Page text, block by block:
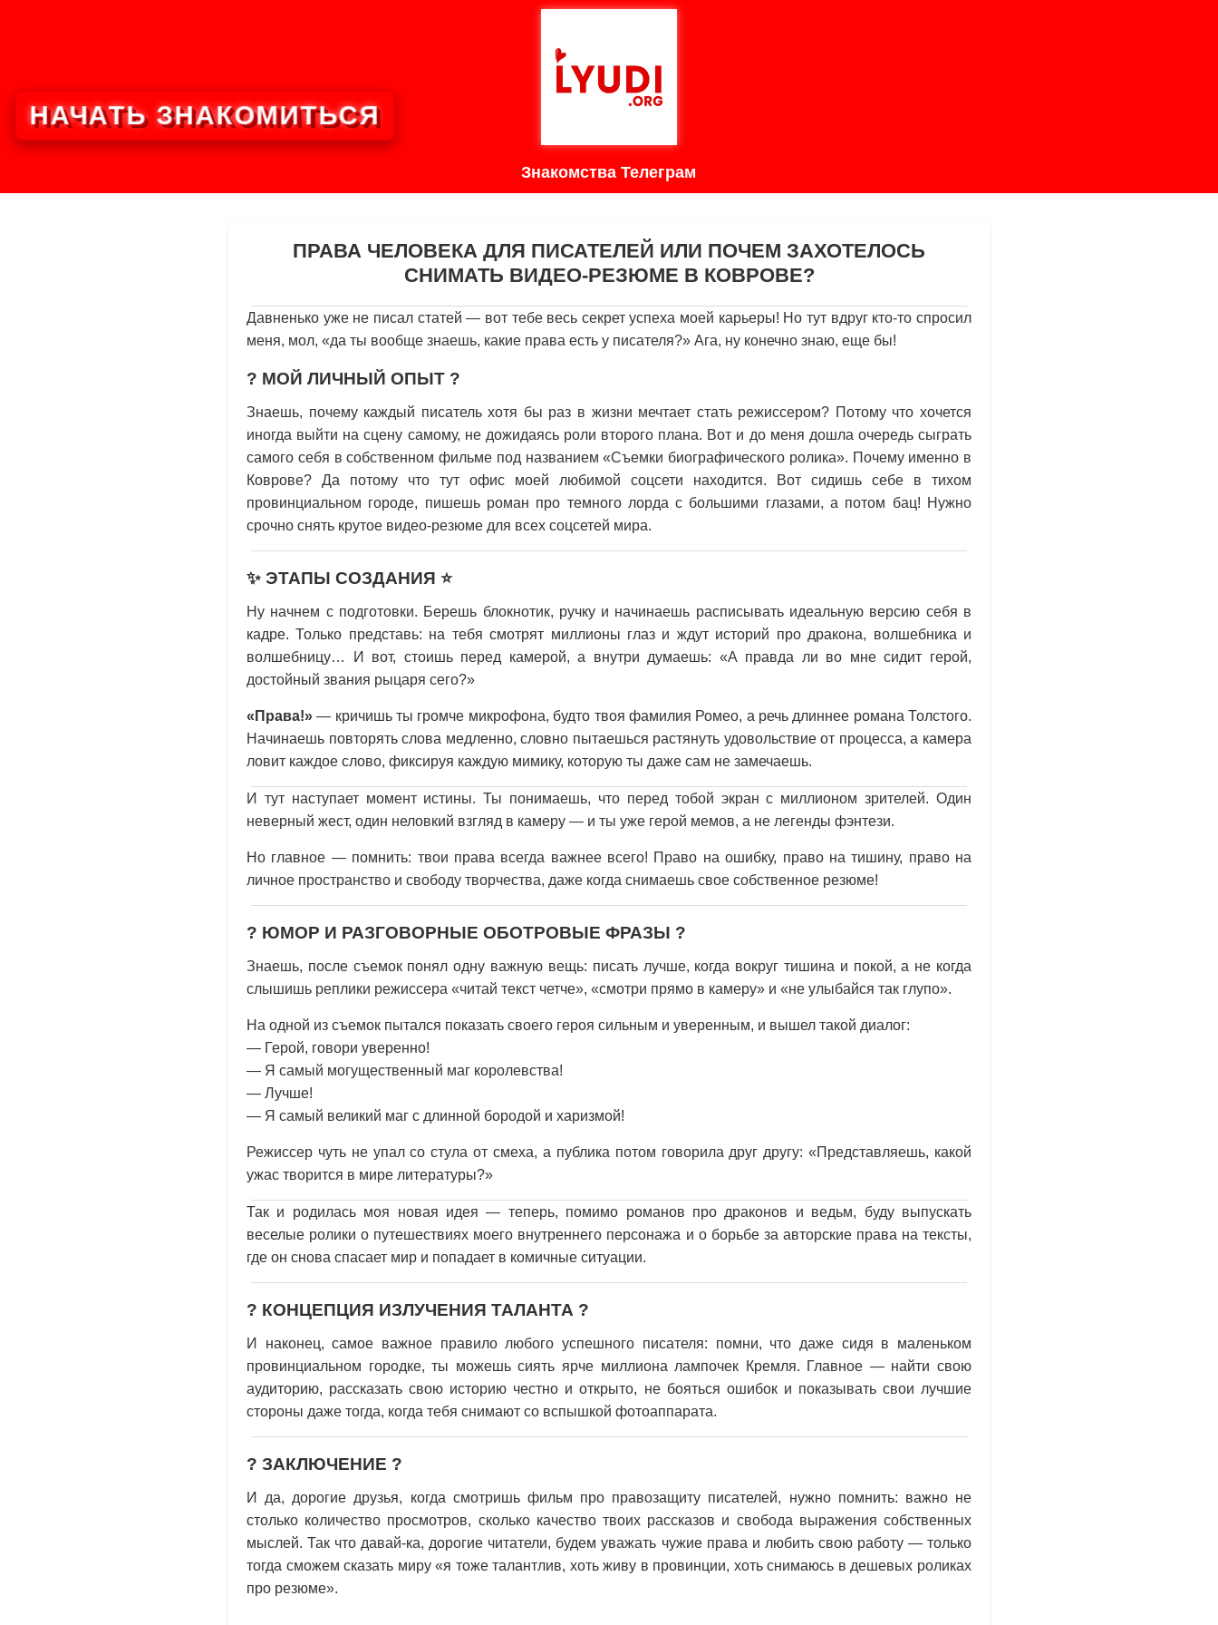
Знакомства Телеграм
ПРАВА ЧЕЛОВЕКА ДЛЯ ПИСАТЕЛЕЙ ИЛИ ПОЧЕМ ЗАХОТЕЛОСЬ
СНИМАТЬ ВИДЕО-РЕЗЮМЕ В КОВРОВЕ?
Давненько уже не писал статей — вот тебе весь секрет успеха моей карьеры! Но тут вдруг кто-то спросил
меня, мол, «да ты вообще знаешь, какие права есть у писателя?» Ага, ну конечно знаю, еще бы!
? МОЙ ЛИЧНЫЙ ОПЫТ ?
Знаешь, почему каждый писатель хотя бы раз в жизни мечтает стать режиссером? Потому что хочется
иногда выйти на сцену самому, не дожидаясь роли второго плана. Вот и до меня дошла очередь сыграть
самого себя в собственном фильме под названием «Съемки биографического ролика». Почему именно в
Коврове? Да потому что тут офис моей любимой соцсети находится. Вот сидишь себе в тихом
провинциальном городе, пишешь роман про темного лорда с большими глазами, а потом бац! Нужно
срочно снять крутое видео-резюме для всех соцсетей мира.
✨ ЭТАПЫ СОЗДАНИЯ ⭐️
Ну начнем с подготовки. Берешь блокнотик, ручку и начинаешь расписывать идеальную версию себя в
кадре. Только представь: на тебя смотрят миллионы глаз и ждут историй про дракона, волшебника и
волшебницу… И вот, стоишь перед камерой, а внутри думаешь: «А правда ли во мне сидит герой,
достойный звания рыцаря сего?»
«Права!» — кричишь ты громче микрофона, будто твоя фамилия Ромео, а речь длиннее романа Толстого.
Начинаешь повторять слова медленно, словно пытаешься растянуть удовольствие от процесса, а камера
ловит каждое слово, фиксируя каждую мимику, которую ты даже сам не замечаешь.
И тут наступает момент истины. Ты понимаешь, что перед тобой экран с миллионом зрителей. Один
неверный жест, один неловкий взгляд в камеру — и ты уже герой мемов, а не легенды фэнтези.
Но главное — помнить: твои права всегда важнее всего! Право на ошибку, право на тишину, право на
личное пространство и свободу творчества, даже когда снимаешь свое собственное резюме!
? ЮМОР И РАЗГОВОРНЫЕ ОБОТРОВЫЕ ФРАЗЫ ?
Знаешь, после съемок понял одну важную вещь: писать лучше, когда вокруг тишина и покой, а не когда
слышишь реплики режиссера «читай текст четче», «смотри прямо в камеру» и «не улыбайся так глупо».
На одной из съемок пытался показать своего героя сильным и уверенным, и вышел такой диалог:
— Герой, говори уверенно!
— Я самый могущественный маг королевства!
— Лучше!
— Я самый великий маг с длинной бородой и харизмой!
Режиссер чуть не упал со стула от смеха, а публика потом говорила друг другу: «Представляешь, какой
ужас творится в мире литературы?»
Так и родилась моя новая идея — теперь, помимо романов про драконов и ведьм, буду выпускать
веселые ролики о путешествиях моего внутреннего персонажа и о борьбе за авторские права на тексты,
где он снова спасает мир и попадает в комичные ситуации.
? КОНЦЕПЦИЯ ИЗЛУЧЕНИЯ ТАЛАНТА ?
И наконец, самое важное правило любого успешного писателя: помни, что даже сидя в маленьком
провинциальном городке, ты можешь сиять ярче миллиона лампочек Кремля. Главное — найти свою
аудиторию, рассказать свою историю честно и открыто, не бояться ошибок и показывать свои лучшие
стороны даже тогда, когда тебя снимают со вспышкой фотоаппарата.
? ЗАКЛЮЧЕНИЕ ?
И да, дорогие друзья, когда смотришь фильм про правозащиту писателей, нужно помнить: важно не
столько количество просмотров, сколько качество твоих рассказов и свобода выражения собственных
мыслей. Так что давай-ка, дорогие читатели, будем уважать чужие права и любить свою работу — только
тогда сможем сказать миру «я тоже талантлив, хоть живу в провинции, хоть снимаюсь в дешевых роликах
про резюме».
НАЧАТЬ ЗНАКОМИТЬСЯ